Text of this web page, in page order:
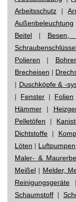
Arbeitsschutz |
Außenbeleuchtung
Beitel | Besen,
Polieren |
Brecheisen |
| Duschköpfe & -
| Fenster | Folien
Hämmer |
Pelletöfen |
Dichtstoffe |
Löten | Luftpumpen
Maler- &
Meißel | Melder,
Reinigungsgeräte
Schaumstoff |